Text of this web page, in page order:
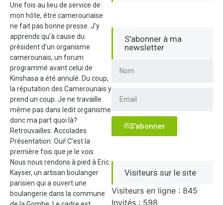
Une fois au lieu de service de
mon hôte, être camerounaise
ne fait pas bonne presse. J’y
apprends qu’à cause du
président d’un organisme
camerounais, un forum
programmé avant celui de
Kinshasa a été annulé. Du coup,
la réputation des Camerounais y
prend un coup. Je ne travaille
même pas dans ledit organisme
donc ma part quoi là?
Retrouvailles. Accolades.
Présentation. Oui! C’est la
première fois que je le vois.
Nous nous rendons à pied à Eric
Kayser, un artisan boulanger
parisien qui a ouvert une
boulangerie dans la commune
S'abonner à ma
newsletter
S'abonner
Visiteurs sur le site
Visiteurs en ligne : 845
Invités : 598